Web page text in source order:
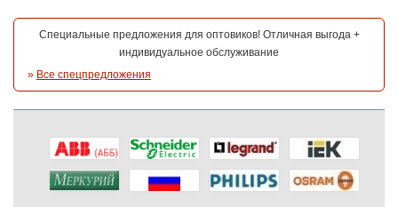
Специальные предложения для оптовиков! Отличная выгода +
индивидуальное обслуживание
» Все спецпредложения